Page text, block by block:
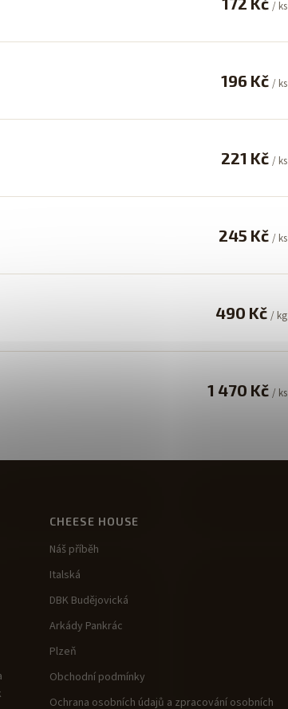
/ ks
196 Kč / ks
221 Kč / ks
245 Kč / ks
490 Kč / kg
1 470 Kč / ks
CHEESE HOUSE
Náš příběh
Italská
DBK Budějovická
Arkády Pankrác
Plzeň
Obchodní podmínky
Ochrana osobních údajů a zpracování osobních